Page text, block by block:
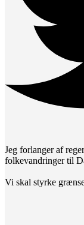
Jeg forlanger af
folkevandringer til
Vi skal styrke